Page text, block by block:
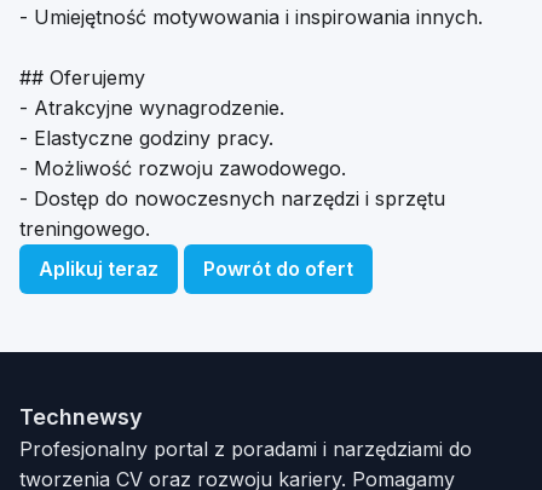
- Umiejętność motywowania i inspirowania innych.
## Oferujemy
- Atrakcyjne wynagrodzenie.
- Elastyczne godziny pracy.
- Możliwość rozwoju zawodowego.
- Dostęp do nowoczesnych narzędzi i sprzętu
treningowego.
Aplikuj teraz
Powrót do ofert
Technewsy
Profesjonalny portal z poradami i narzędziami do
tworzenia CV oraz rozwoju kariery. Pomagamy